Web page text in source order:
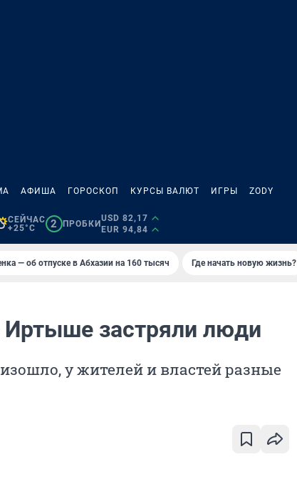
АФИША ГОРОСКОП КУРСЫ ВАЛЮТ ИГРЫ ZODY
СЕЙЧАС
+25°C
2 ПРОБКИ
USD 82,17
EUR 94,84
— об отпуске в Абхазии на 160 тысяч Где начать новую жизнь?
Иртыше застряли люди
у жителей и властей разные